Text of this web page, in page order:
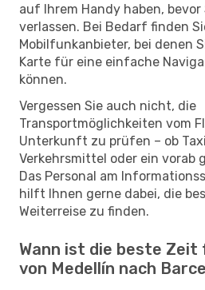
auf Ihrem Handy haben,
verlassen. Bei Bedarf finden
Mobilfunkanbieter, bei denen
Karte für eine einfache
können.
Vergessen Sie auch nicht, die
Transportmöglichkeiten vom
Unterkunft zu prüfen – ob
Verkehrsmittel oder ein vorab
Das Personal am
hilft Ihnen gerne dabei, die
Weiterreise zu finden.
Wann ist die beste Zeit
von Medellín nach